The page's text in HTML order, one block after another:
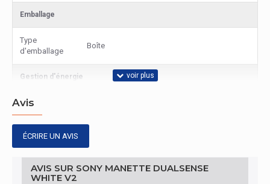
Emballage
Type
d'emballage
Boîte
Gestion d'énergie
Source
d'énergie
Audio
Haut-parleurs
intégrés
Oui
Avis
ÉCRIRE UN AVIS
AVIS SUR SONY MANETTE DUALSENSE
WHITE V2